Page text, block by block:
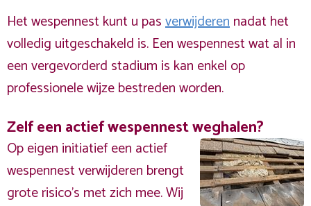
Het wespennest kunt u pasverwijderennadat het
volledig uitgeschakeld is. Een wespennest wat al in
een vergevorderd stadium is kan enkel op
professionele wijze bestreden worden.
Zelf een actief wespennest weghalen?
Op eigen initiatief een actief
wespennest verwijderen brengt
grote risico’s met zich mee. Wij